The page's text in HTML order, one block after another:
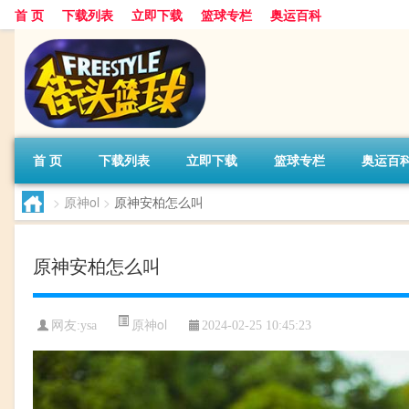
首 页 下载列表 立即下载 篮球专栏 奥运百科
首 页 下载列表 立即下载 篮球专栏 奥运百
> 原神ol > 原神安柏怎么叫
原神安柏怎么叫
网友:ysa 原神ol 2024-02-25 10:45:23